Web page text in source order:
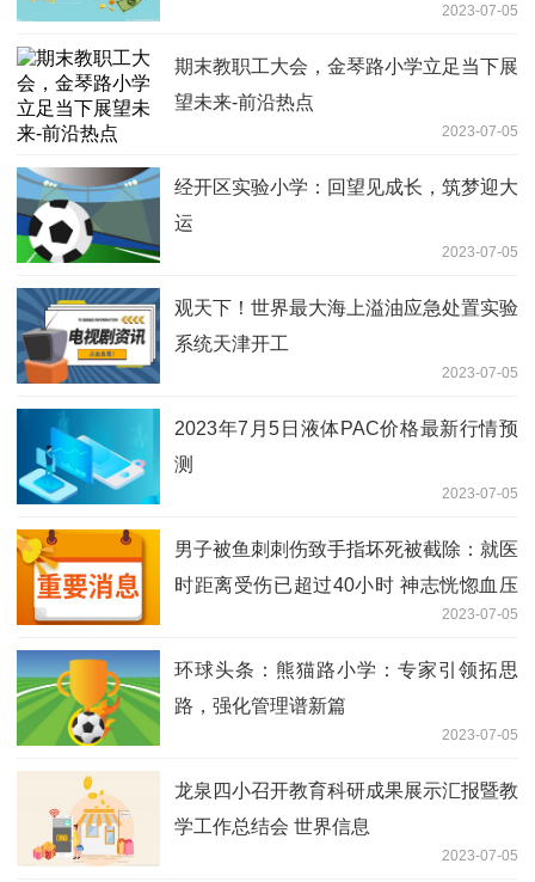
2023-07-05
期末教职工大会，金琴路小学立足当下展
望未来-前沿热点
2023-07-05
经开区实验小学：回望见成长，筑梦迎大
运
2023-07-05
观天下！世界最大海上溢油应急处置实验
系统天津开工
2023-07-05
2023年7月5日液体PAC价格最新行情预
测
2023-07-05
男子被鱼刺刺伤致手指坏死被截除：就医
时距离受伤已超过40小时 神志恍惚血压
2023-07-05
环球头条：熊猫路小学：专家引领拓思
路，强化管理谱新篇
2023-07-05
龙泉四小召开教育科研成果展示汇报暨教
学工作总结会 世界信息
2023-07-05